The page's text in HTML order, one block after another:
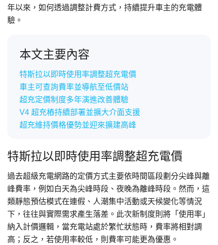
年以來，如何透過調整計費方式，持續提升車主的充電體
驗。
本文主要內容
特斯拉以即時使用率調整超充電價
車主可查詢費率並導航至低價站
超充定價制度多年演進改善體驗
V4 超充樁持續部署並擴大介面支援
超充維持價格優勢並迎來擴建高峰
特斯拉以即時使用率調整超充電價
過去超級充電網路的定價方式主要依時間區段劃分尖峰與離
峰費率，例如白天為尖峰時段、夜晚為離峰時段。然而，這
類靜態預估模式在連假、人潮集中活動或天候變化等情況
下，往往與實際需求產生落差。此次新制度則將「使用率」
納入計價邏輯，當充電站處於繁忙狀態時，費率將相對調
高；反之，若使用率較低，則費率可能更為優惠。